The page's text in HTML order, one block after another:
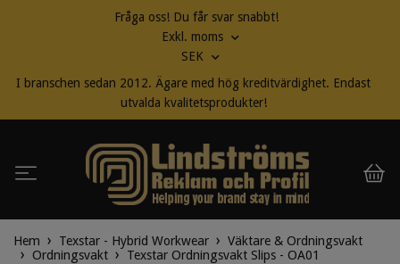
Fråga oss! Du får svar snabbt!
Exkl. moms
SEK
I branschen sedan 2012. Ägare med hög kreditvärdighet. Endast
utvalda kvalitetsprodukter!
Hem Texstar - Hybrid Workwear
Väktare & Ordningsvakt
Ordningsvakt
Texstar Ordningsvakt Slips - OA01